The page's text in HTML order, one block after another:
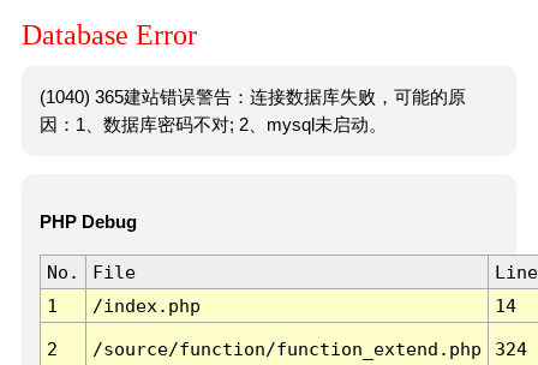
Database Error
(1040) 365建站错误警告：连接数据库失败，可能的原
因：1、数据库密码不对; 2、mysql未启动。
PHP Debug
No. File
Line
1
/index.php 14
2 /source/function/function_extend.php 324